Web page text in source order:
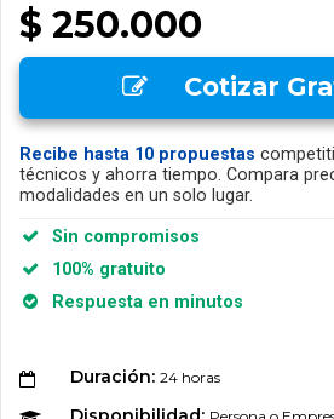
$ 250.000
Cotizar
Recibe hasta 10 propuestas
técnicos y ahorra tiempo. Compara
modalidades en un solo lugar.
Sin compromisos
100% gratuito
Respuesta en minutos
Duración: 24 horas